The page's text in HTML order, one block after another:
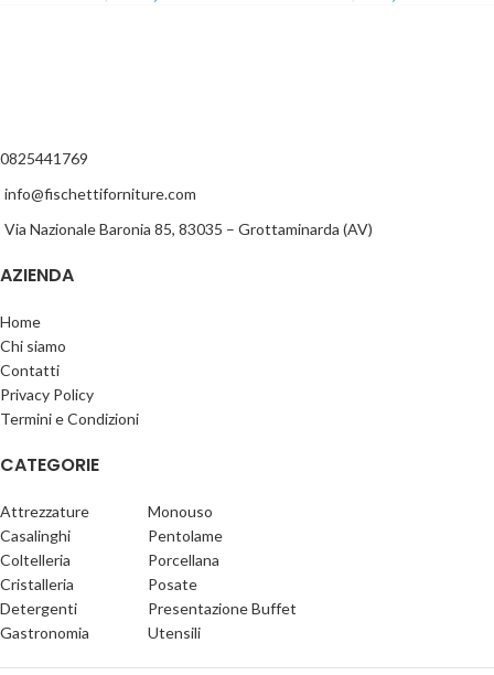
0825441769
info@fischettiforniture.com
Via Nazionale Baronia 85, 83035 – Grottaminarda (AV)
AZIENDA
Home
Chi siamo
Contatti
Privacy Policy
Termini e Condizioni
CATEGORIE
Attrezzature
Casalinghi
Coltelleria
Cristalleria
Detergenti
Gastronomia
Monouso
Pentolame
Porcellana
Posate
Presentazione Buffet
Utensili